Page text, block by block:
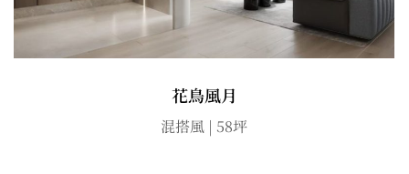
花鳥風月
混搭風 | 58坪